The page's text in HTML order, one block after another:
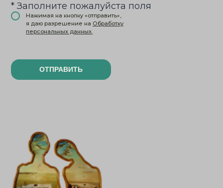
* Заполните пожалуйста поля
Нажимая на кнопку «отправить»,
я даю разрешение на Обработку
персональных данных.
ОТПРАВИТЬ